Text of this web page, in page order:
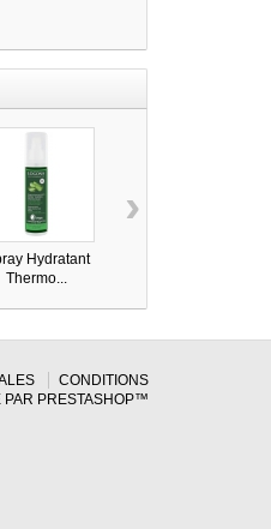
Hydratant
Thermo...
›
CONDITIONS
PAR PRESTASHOP™